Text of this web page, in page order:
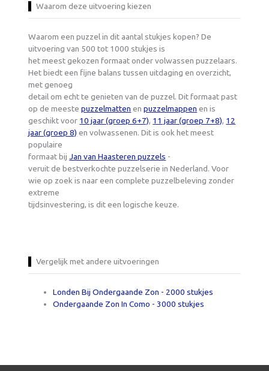
Waarom deze uitvoering kiezen
Waarom een puzzel in dit aantal stukjes kopen? De
uitvoering van 500 tot 1000 stukjes is
het meest gekozen formaat onder volwassen puzzelaars.
Het biedt een fijne balans tussen uitdaging en overzicht,
met genoeg
detail om echt te genieten van de puzzel. Dit formaat past
op de meestepuzzelmatten enpuzzelmappen en is
geschikt voor 10 jaar (groep 6+7), 11 jaar (groep 7+8), 12
jaar (groep 8) en volwassenen. Dit is ook het meest
populaire
formaat bijJan van Haasteren puzzels -
veruit de bestverkochte puzzelserie in Nederland. Voor
wie op zoek is naar een complete puzzelbeleving zonder
extreme
tijdsinvestering, is dit een logische keuze.
Vergelijk met andere uitvoeringen
Londen Bij Ondergaande Zon - 2000 stukjes
Ondergaande Zon In Como - 3000 stukjes